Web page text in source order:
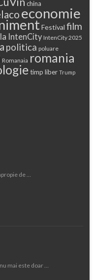
china
economie
Festival film
IntenCity IntenCity 2025
politica poluare
Romanaia romania
timp liber Trump
de …
mai este doar …